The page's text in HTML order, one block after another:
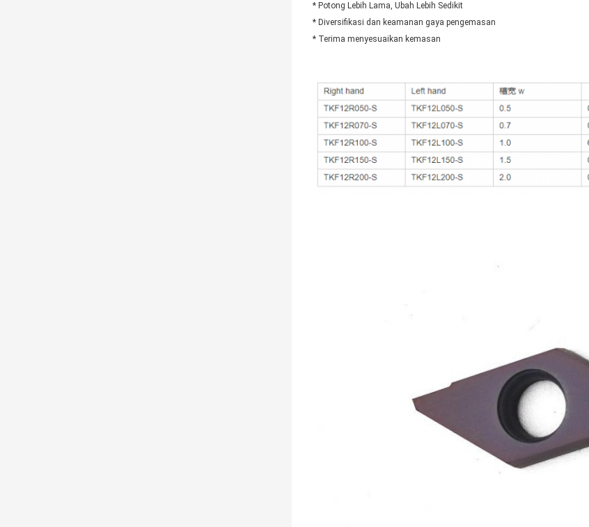
* Potong Lebih Lama, Ubah Lebih Sedikit
* Diversifikasi dan keamanan gaya pengemasan
* Terima menyesuaikan kemasan